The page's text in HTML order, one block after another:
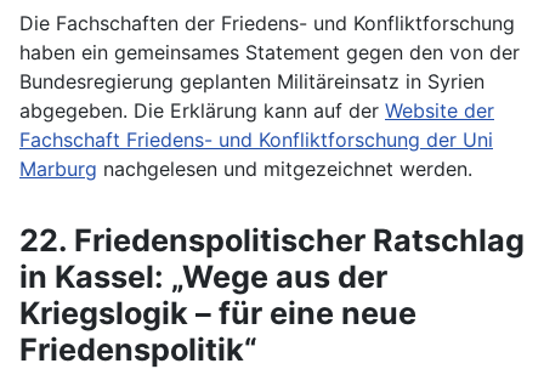
Die Fachschaften der Friedens- und Konfliktforschung
haben ein gemeinsames Statement gegen den von der
Bundesregierung geplanten Militäreinsatz in Syrien
abgegeben. Die Erklärung kann auf der Website der
Fachschaft Friedens- und Konfliktforschung der Uni
Marburg nachgelesen und mitgezeichnet werden.
22. Friedenspolitischer Ratschlag
in Kassel: „Wege aus der
Kriegslogik – für eine neue
Friedenspolitik“